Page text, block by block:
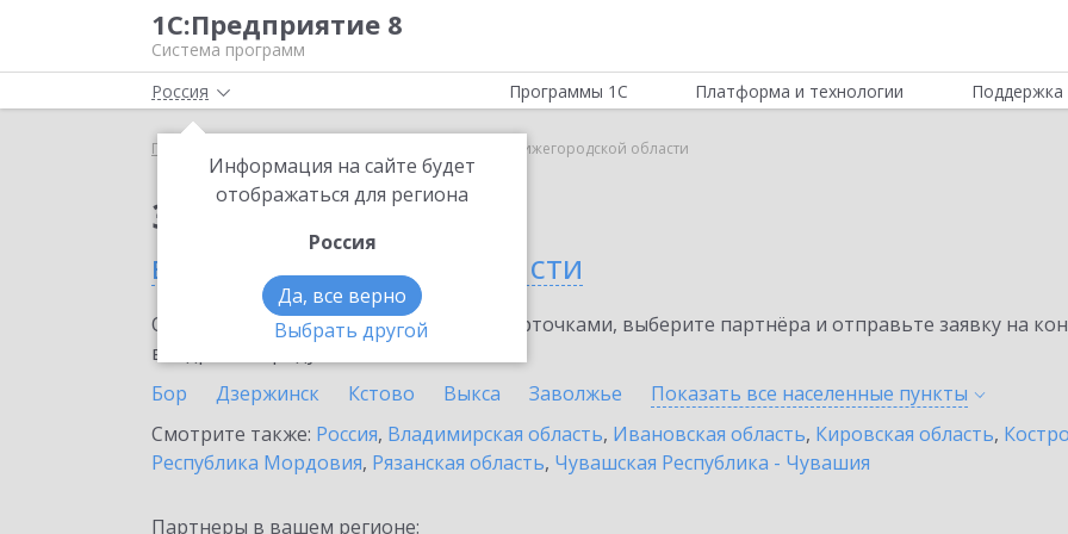
1С:Предприятие 8
Система программ
Россия
Информация на сайте будет
отображаться для региона
Россия
Да, все верно
Выбрать другой
Программы 1С Платформа и технологии Поддержка
Главная 1С:Share в Нижегородской области
Заказать 1С:Share
в Нижегородской области
Ознакомьтесь с информационными карточками, выберите партнёра и отправьте заявку на
внедрение продукта.
Бор
Дзержинск Кстово Выкса Заволжье Показать все населенные пункты
Смотрите также: Россия, Владимирская область, Ивановская область, Кировская область,
Республика Мордовия, Рязанская область, Чувашская Республика - Чувашия
Партнеры в вашем регионе: